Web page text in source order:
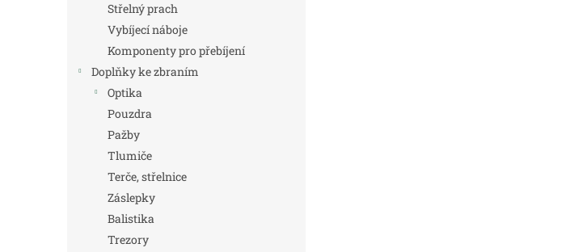
Střelný prach
Vybíjecí náboje
Komponenty pro přebíjení
Doplňky ke zbraním
Optika
Pouzdra
Pažby
Tlumiče
Terče, střelnice
Záslepky
Balistika
Trezory